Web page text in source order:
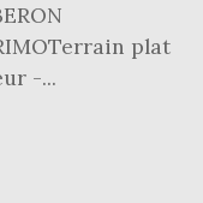
plat
-...